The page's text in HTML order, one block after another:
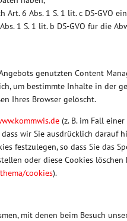
Art. 6 Abs. 1 S. 1 lit. c DS-GVO
1 S. 1 lit. b DS-GVO für die
genutzten Content
um bestimmte Inhalte in der
Ihres Browser gelöscht.
(z. B. im Fall
wir Sie ausdrücklich darauf
festzulegen, so dass Sie das
oder diese Cookies
cookies).
mit denen beim Besuch